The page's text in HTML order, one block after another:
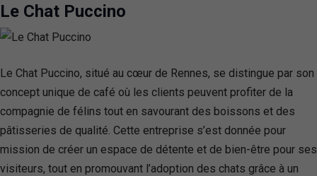
Le Chat Puccino
Le Chat Puccino, situé au cœur de Rennes, se distingue par son
concept unique de café où les clients peuvent profiter de la
compagnie de félins tout en savourant des boissons et des
pâtisseries de qualité. Cette entreprise s’est donnée pour
mission de créer un espace de détente et de bien-être pour ses
visiteurs, tout en promouvant l’adoption des chats grâce à un